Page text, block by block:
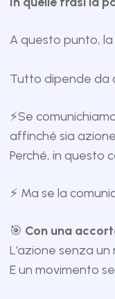
A questo punto,
Tutto dipende da
⚡Se
affinché sia
Perché, in questo
⚡ Ma se la
🎯 Con una
L’azione senza
E un movimento